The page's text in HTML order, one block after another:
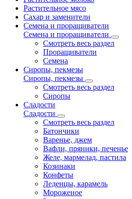
Растительное мясо
Сахар и заменители
Семена и проращиватели
Семена и проращиватели
Смотреть весь раздел
Проращиватели
Семена
Сиропы, пекмезы
Сиропы, пекмезы
Смотреть весь раздел
Сиропы
Сладости
Сладости
Смотреть весь раздел
Батончики
Варенье, джем
Вафли, пряники, печенье
Желе, мармелад, пастила
Козинаки
Конфеты
Леденцы, карамель
Мороженое